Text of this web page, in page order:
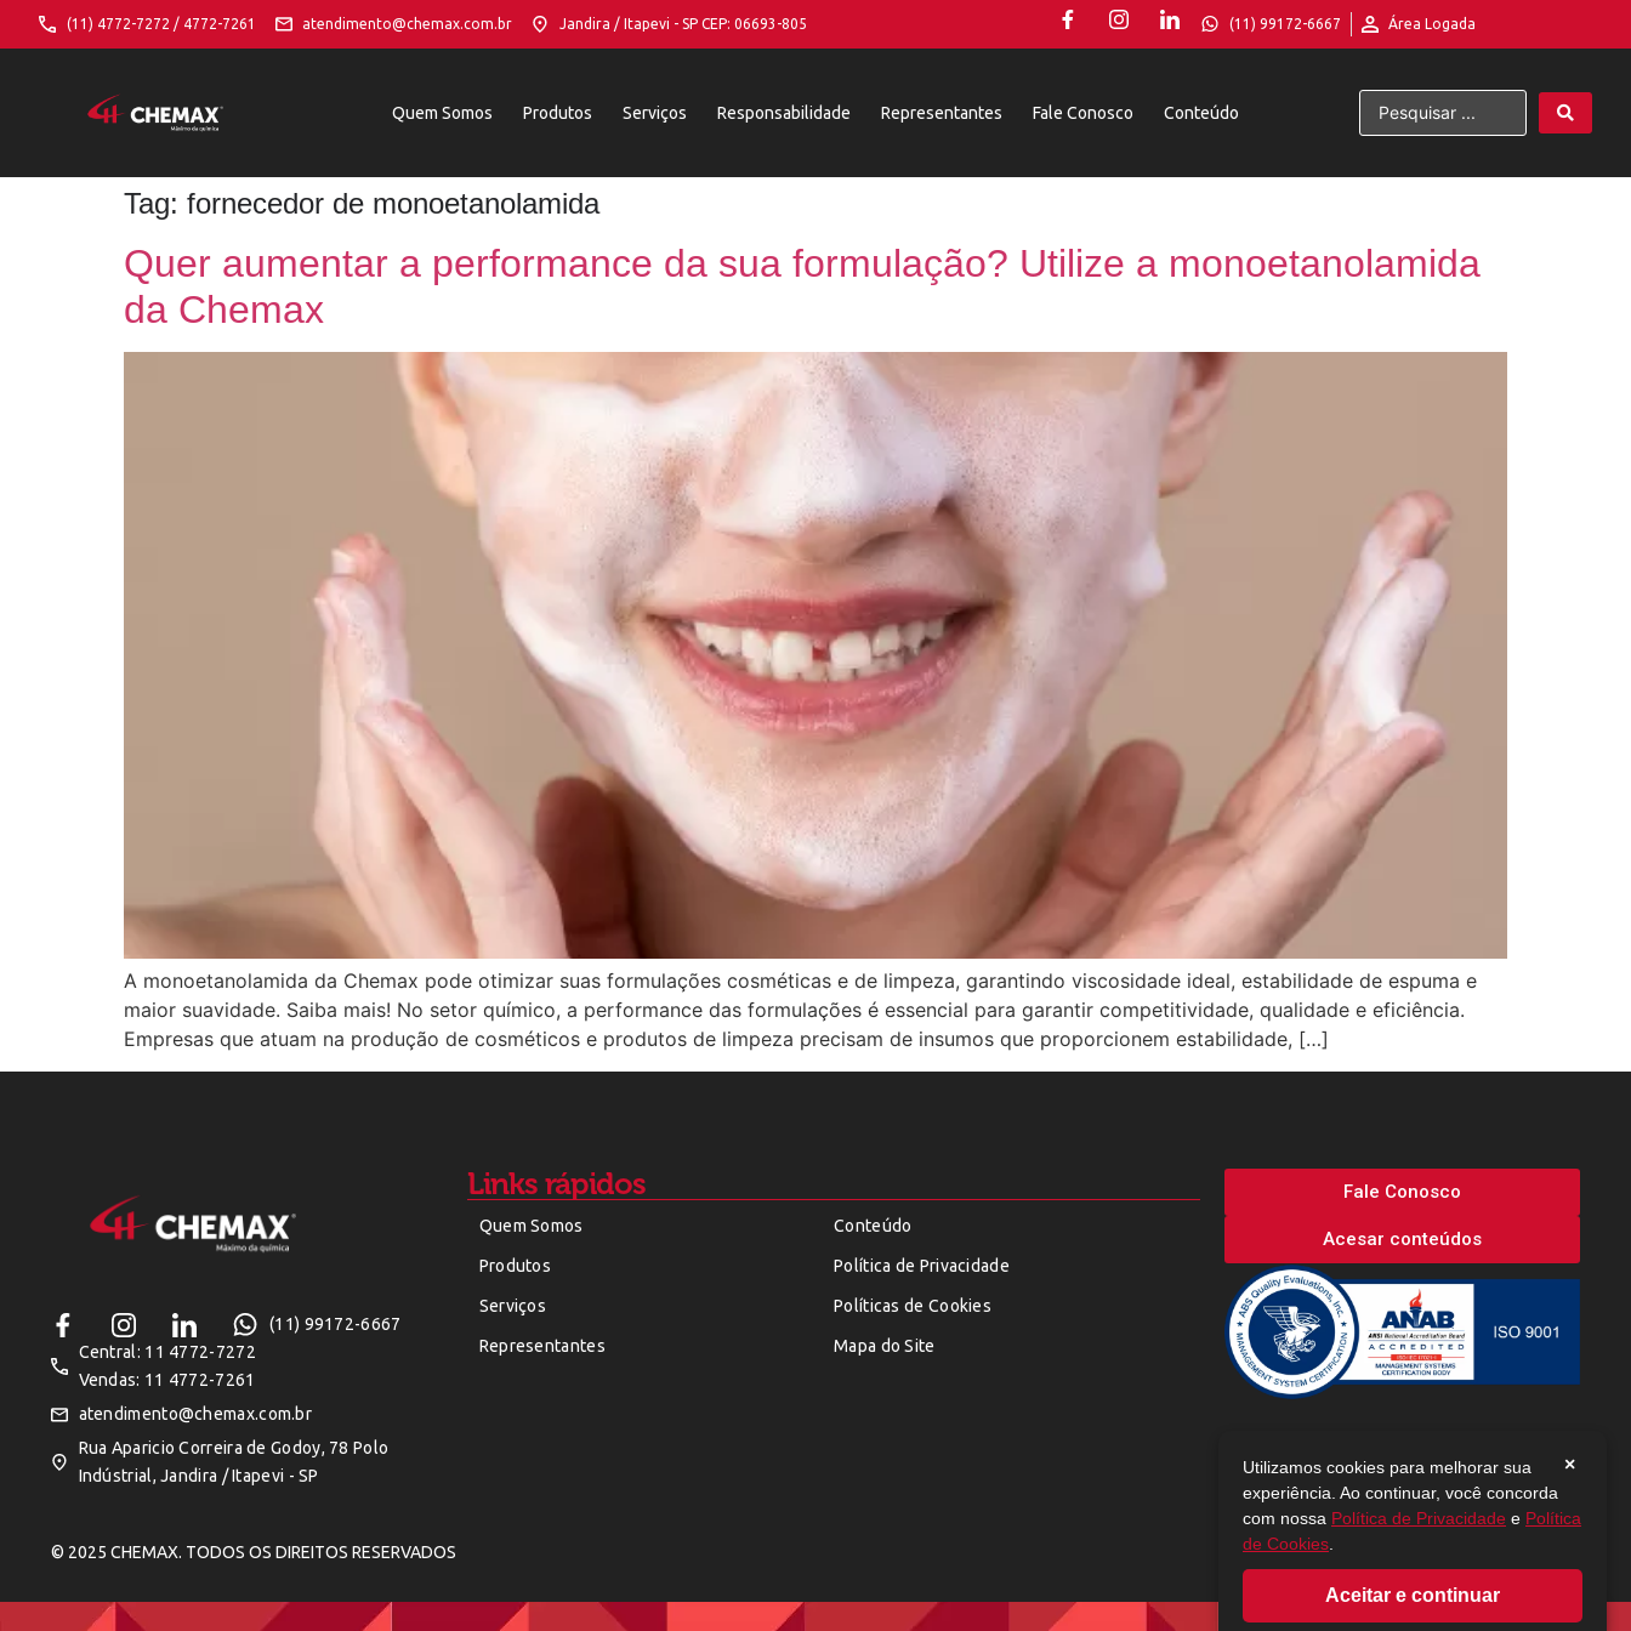
(11) 4772-7272 / 4772-7261 atendimento@chemax.com.br Jandira / Itapevi - SP CEP: 06693-805 (11) 99172-6667 Área Logada
Quem Somos Produtos Serviços Responsabilidade Representantes Fale Conosco Conteúdo
Tag: fornecedor de monoetanolamida
Quer aumentar a performance da sua formulação? Utilize a monoetanolamida
da Chemax
A monoetanolamida da Chemax pode otimizar suas formulações cosméticas e de limpeza, garantindo viscosidade ideal, estabilidade de espuma e
maior suavidade. Saiba mais! No setor químico, a performance das formulações é essencial para garantir competitividade, qualidade e eficiência.
Empresas que atuam na produção de cosméticos e produtos de limpeza precisam de insumos que proporcionem estabilidade, […]
(11) 99172-6667
Central: 11 4772-7272
Vendas: 11 4772-7261
atendimento@chemax.com.br
Rua Aparicio Correira de Godoy, 78 Polo
Indústrial, Jandira / Itapevi - SP
Links rápidos
Quem Somos
Produtos
Serviços
Representantes
Conteúdo
Política de Privacidade
Políticas de Cookies
Mapa do Site
Fale Conosco
Acesar conteúdos
© 2025 CHEMAX. TODOS OS DIREITOS RESERVADOS
×
Utilizamos cookies para melhorar sua
experiência. Ao continuar, você concorda
com nossa Política de Privacidade e Política
de Cookies
Aceitar e continuar